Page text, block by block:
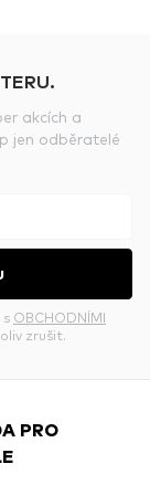
akcích a
jen odběratelé
s OBCHODNÍMI
zrušit.
PRO